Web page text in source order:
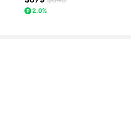
屬提袋
2.0%